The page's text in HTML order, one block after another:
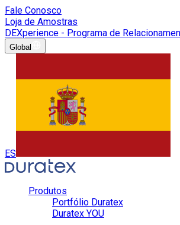
Fale Conosco
Loja de Amostras
DEXperience - Programa de
Global
ES
Produtos
Portfólio Duratex
Duratex YOU